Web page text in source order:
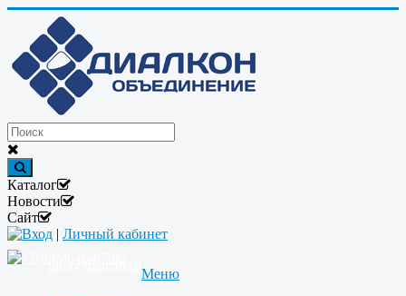
Каталог
Новости
Сайт
Вход | Личный кабинет
Меню